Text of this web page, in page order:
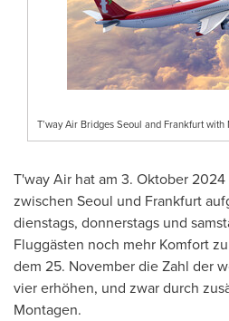
T’way Air Bridges Seoul and Frankfurt
T'way Air hat am 3. Oktober
zwischen Seoul und Frankfurt
dienstags, donnerstags und
Fluggästen noch mehr Komfort
dem 25. November die Zahl der
vier erhöhen, und zwar durch
Montagen.